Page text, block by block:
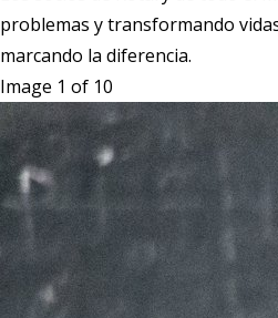
problemas y transformando
marcando la diferencia.
Image 1 of 10